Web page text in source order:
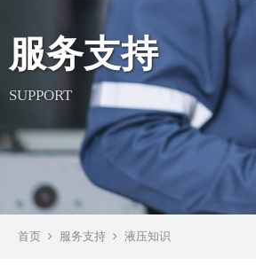
服务支持
SUPPORT
首页 服务支持 液压知识